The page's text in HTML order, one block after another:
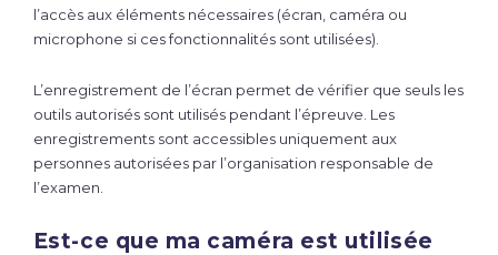
l’accès aux éléments nécessaires (écran, caméra ou
microphone si ces fonctionnalités sont utilisées).
L’enregistrement de l’écran permet de vérifier que seuls les
outils autorisés sont utilisés pendant l’épreuve. Les
enregistrements sont accessibles uniquement aux
personnes autorisées par l’organisation responsable de
l’examen.
Est-ce que ma caméra est utilisée